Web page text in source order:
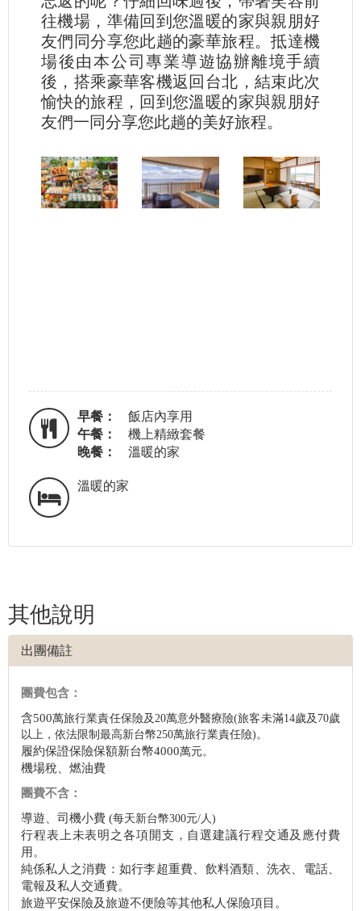
往機場，準備回到您溫暖的家與親朋好
友們同分享您此趟的豪華旅程。抵達機
場後由本公司專業導遊協辦離境手續
後，搭乘豪華客機返回台北，結束此次
愉快的旅程，回到您溫暖的家與親朋好
友們一同分享您此趟的美好旅程。
早餐：
飯店內享用
午餐：
機上精緻套餐
晚餐：
溫暖的家
溫暖的家
其他說明
出團備註
團費包含：
含500萬旅行業責任保險及20萬意外醫療險(旅客未滿14歲及70歲
以上，依法限制最高新台幣250萬旅行業責任險)。
履約保證保險保額新台幣4000萬元。
機場稅、燃油費
團費不含：
導遊、司機小費 (每天新台幣300元/人)
行程表上未表明之各項開支，自選建議行程交通及應付費
用。
純係私人之消費：如行李超重費、飲料酒類、洗衣、電話、
電報及私人交通費。
旅遊平安保險及旅遊不便險等其他私人保險項目。